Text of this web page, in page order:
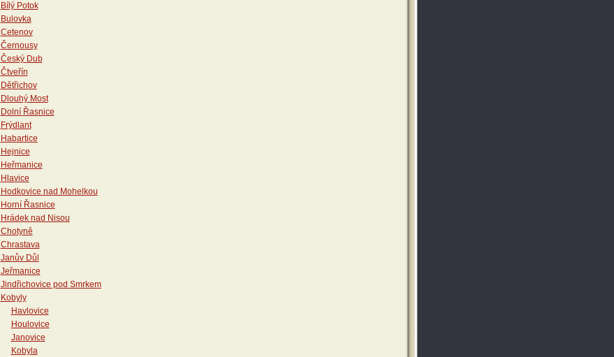
Bílý Potok
Bulovka
Cetenov
Černousy
Český Dub
Čtveřín
Dětřichov
Dlouhý Most
Dolní Řasnice
Frýdlant
Habartice
Hejnice
Heřmanice
Hlavice
Hodkovice nad Mohelkou
Horní Řasnice
Hrádek nad Nisou
Chotyně
Chrastava
Janův Důl
Jeřmanice
Jindřichovice pod Smrkem
Kobyly
Havlovice
Houlovice
Janovice
Kobyla